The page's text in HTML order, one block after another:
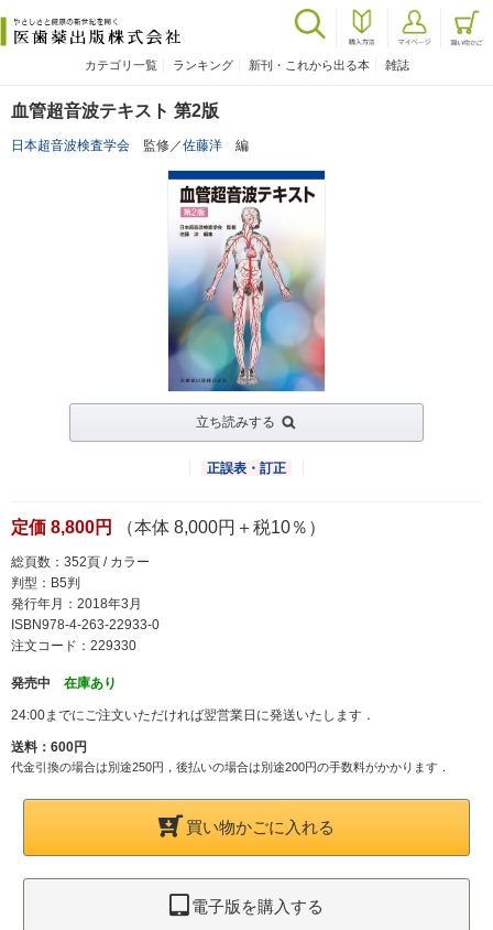
カテゴリ一覧 ランキング 新刊・これから出る本 雑誌
血管超音波テキスト 第2版
日本超音波検査学会 監修／佐藤洋 編
立ち読みする
正誤表・訂正
定価 8,800円 （本体 8,000円＋税10％）
総頁数：352頁 / カラー
判型：B5判
発行年月：2018年3月
ISBN978-4-263-22933-0
注文コード：229330
発売中 在庫あり
24:00までにご注文いただければ翌営業日に発送いたします．
送料：600円
代金引換の場合は別途250円，後払いの場合は別途200円の手数料がかかります．
買い物かごに入れる
電子版を購入する